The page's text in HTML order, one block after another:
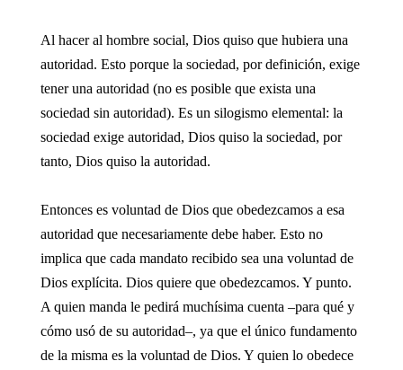
Al hacer al hombre social, Dios quiso que hubiera una
autoridad. Esto porque la sociedad, por definición, exige
tener una autoridad (no es posible que exista una
sociedad sin autoridad). Es un silogismo elemental: la
sociedad exige autoridad, Dios quiso la sociedad, por
tanto, Dios quiso la autoridad.
Entonces es voluntad de Dios que obedezcamos a esa
autoridad que necesariamente debe haber. Esto no
implica que cada mandato recibido sea una voluntad de
Dios explícita. Dios quiere que obedezcamos. Y punto.
A quien manda le pedirá muchísima cuenta –para qué y
cómo usó de su autoridad–, ya que el único fundamento
de la misma es la voluntad de Dios. Y quien lo obedece